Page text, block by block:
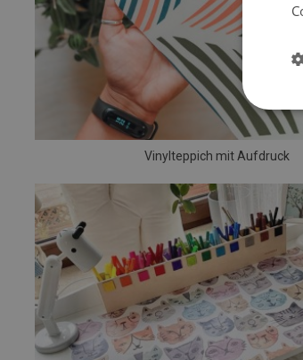
Vinylteppich mit Aufdruck